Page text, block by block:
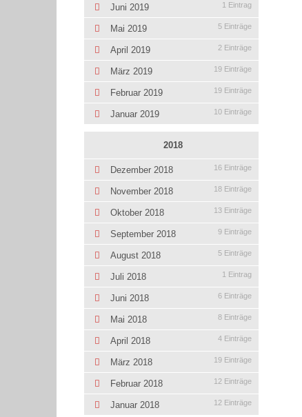
Juni 2019 1 Eintrag
Mai 2019 5 Einträge
April 2019 2 Einträge
März 2019 19 Einträge
Februar 2019 19 Einträge
Januar 2019 10 Einträge
2018
Dezember 2018 16 Einträge
November 2018 18 Einträge
Oktober 2018 13 Einträge
September 2018 9 Einträge
August 2018 5 Einträge
Juli 2018 1 Eintrag
Juni 2018 6 Einträge
Mai 2018 8 Einträge
April 2018 4 Einträge
März 2018 19 Einträge
Februar 2018 12 Einträge
Januar 2018 12 Einträge